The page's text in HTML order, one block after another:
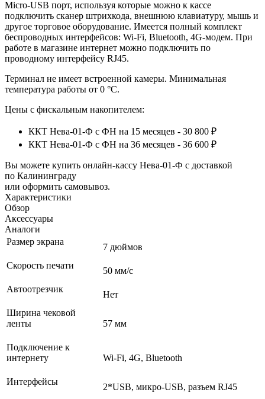
Micro-USB порт, используя которые можно к кассе
подключить сканер штрихкода, внешнюю клавиатуру, мышь и
другое торговое оборудование. Имеется полный комплект
беспроводных интерфейсов: Wi-Fi, Bluetooth, 4G-модем. При
работе в магазине интернет можно подключить по
проводному интерфейсу RJ45.
Терминал не имеет встроенной камеры. Минимальная
температура работы от 0 °C.
Цены с фискальным накопителем:
ККТ Нева-01-Ф с ФН на 15 месяцев - 30 800 ₽
ККТ Нева-01-Ф с ФН на 36 месяцев - 36 600 ₽
Вы можете купить онлайн‑кассу Нева-01-Ф с доставкой
по Калининграду
или оформить самовывоз.
Характеристики
Обзор
Аксессуары
Аналоги
Размер экрана
7 дюймов
Скорость печати
50 мм/c
Автоотрезчик
Нет
Ширина чековой
ленты
57 мм
Подключение к
интернету
Wi-Fi, 4G, Bluetooth
Интерфейсы
2*USB, микро-USB, разъем RJ45